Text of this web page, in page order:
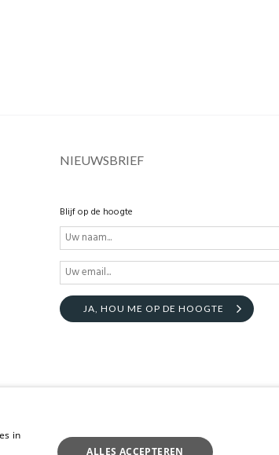
NIEUWSBRIEF
Blijf op de hoogte
JA, HOU ME OP DE HOOGTE
in
ALLES ACCEPTEREN